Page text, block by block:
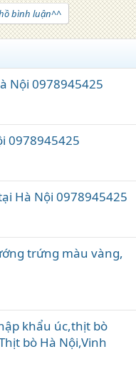
bình luận^^
Nội 0978945425
0978945425
Hà Nội 0978945425
trứng màu vàng,
khẩu úc,thịt bò
bò Hà Nội,Vinh